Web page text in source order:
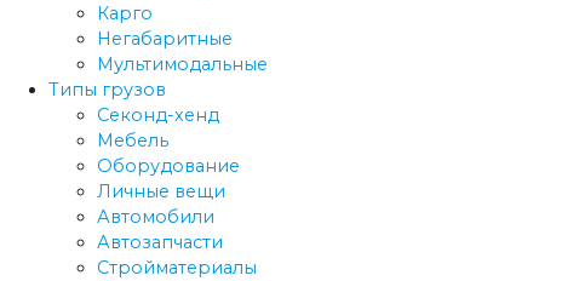
Карго
Негабаритные
Мультимодальные
Типы грузов
Секонд-хенд
Мебель
Оборудование
Личные вещи
Автомобили
Автозапчасти
Стройматериалы